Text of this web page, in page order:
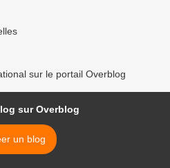
sur le portail Overblog
sur Overblog
un blog